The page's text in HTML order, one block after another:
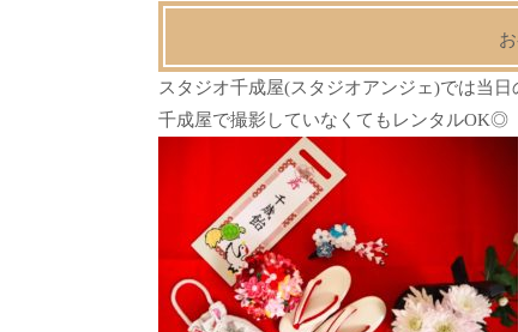
スタジオ千成屋(スタジオアンジェ)では当
千成屋で撮影していなくてもレンタルOK◎